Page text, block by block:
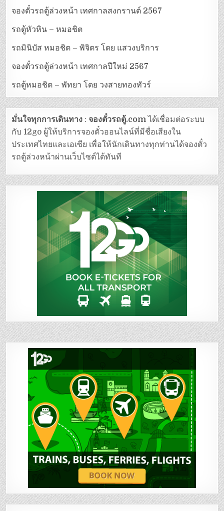
จองตั๋วรถตู้ล่วงหน้า เทศกาลสงกรานต์ 2567
รถตู้หัวหิน – หมอชิต
รถมินิบัส หมอชิต – พิจิตร โดย แสวงบริการ
จองตั๋วรถตู้ล่วงหน้า เทศกาลปีใหม่ 2567
รถตู้หมอชิต – พัทยา โดย วงสายทองทัวร์
มั่นใจทุกการเดินทาง :จองตั๋วรถตู้.comได้เชื่อมต่อระบบ
กับ 12go ผู้ให้บริการจองตั๋วออนไลน์ที่มีชื่อเสียงใน
ประเทศไทยและเอเซีย เพื่อให้นักเดินทางทุกท่านได้จองตั๋ว
รถตู้ล่วงหน้าผ่านเว็บไซต์ได้ทันที